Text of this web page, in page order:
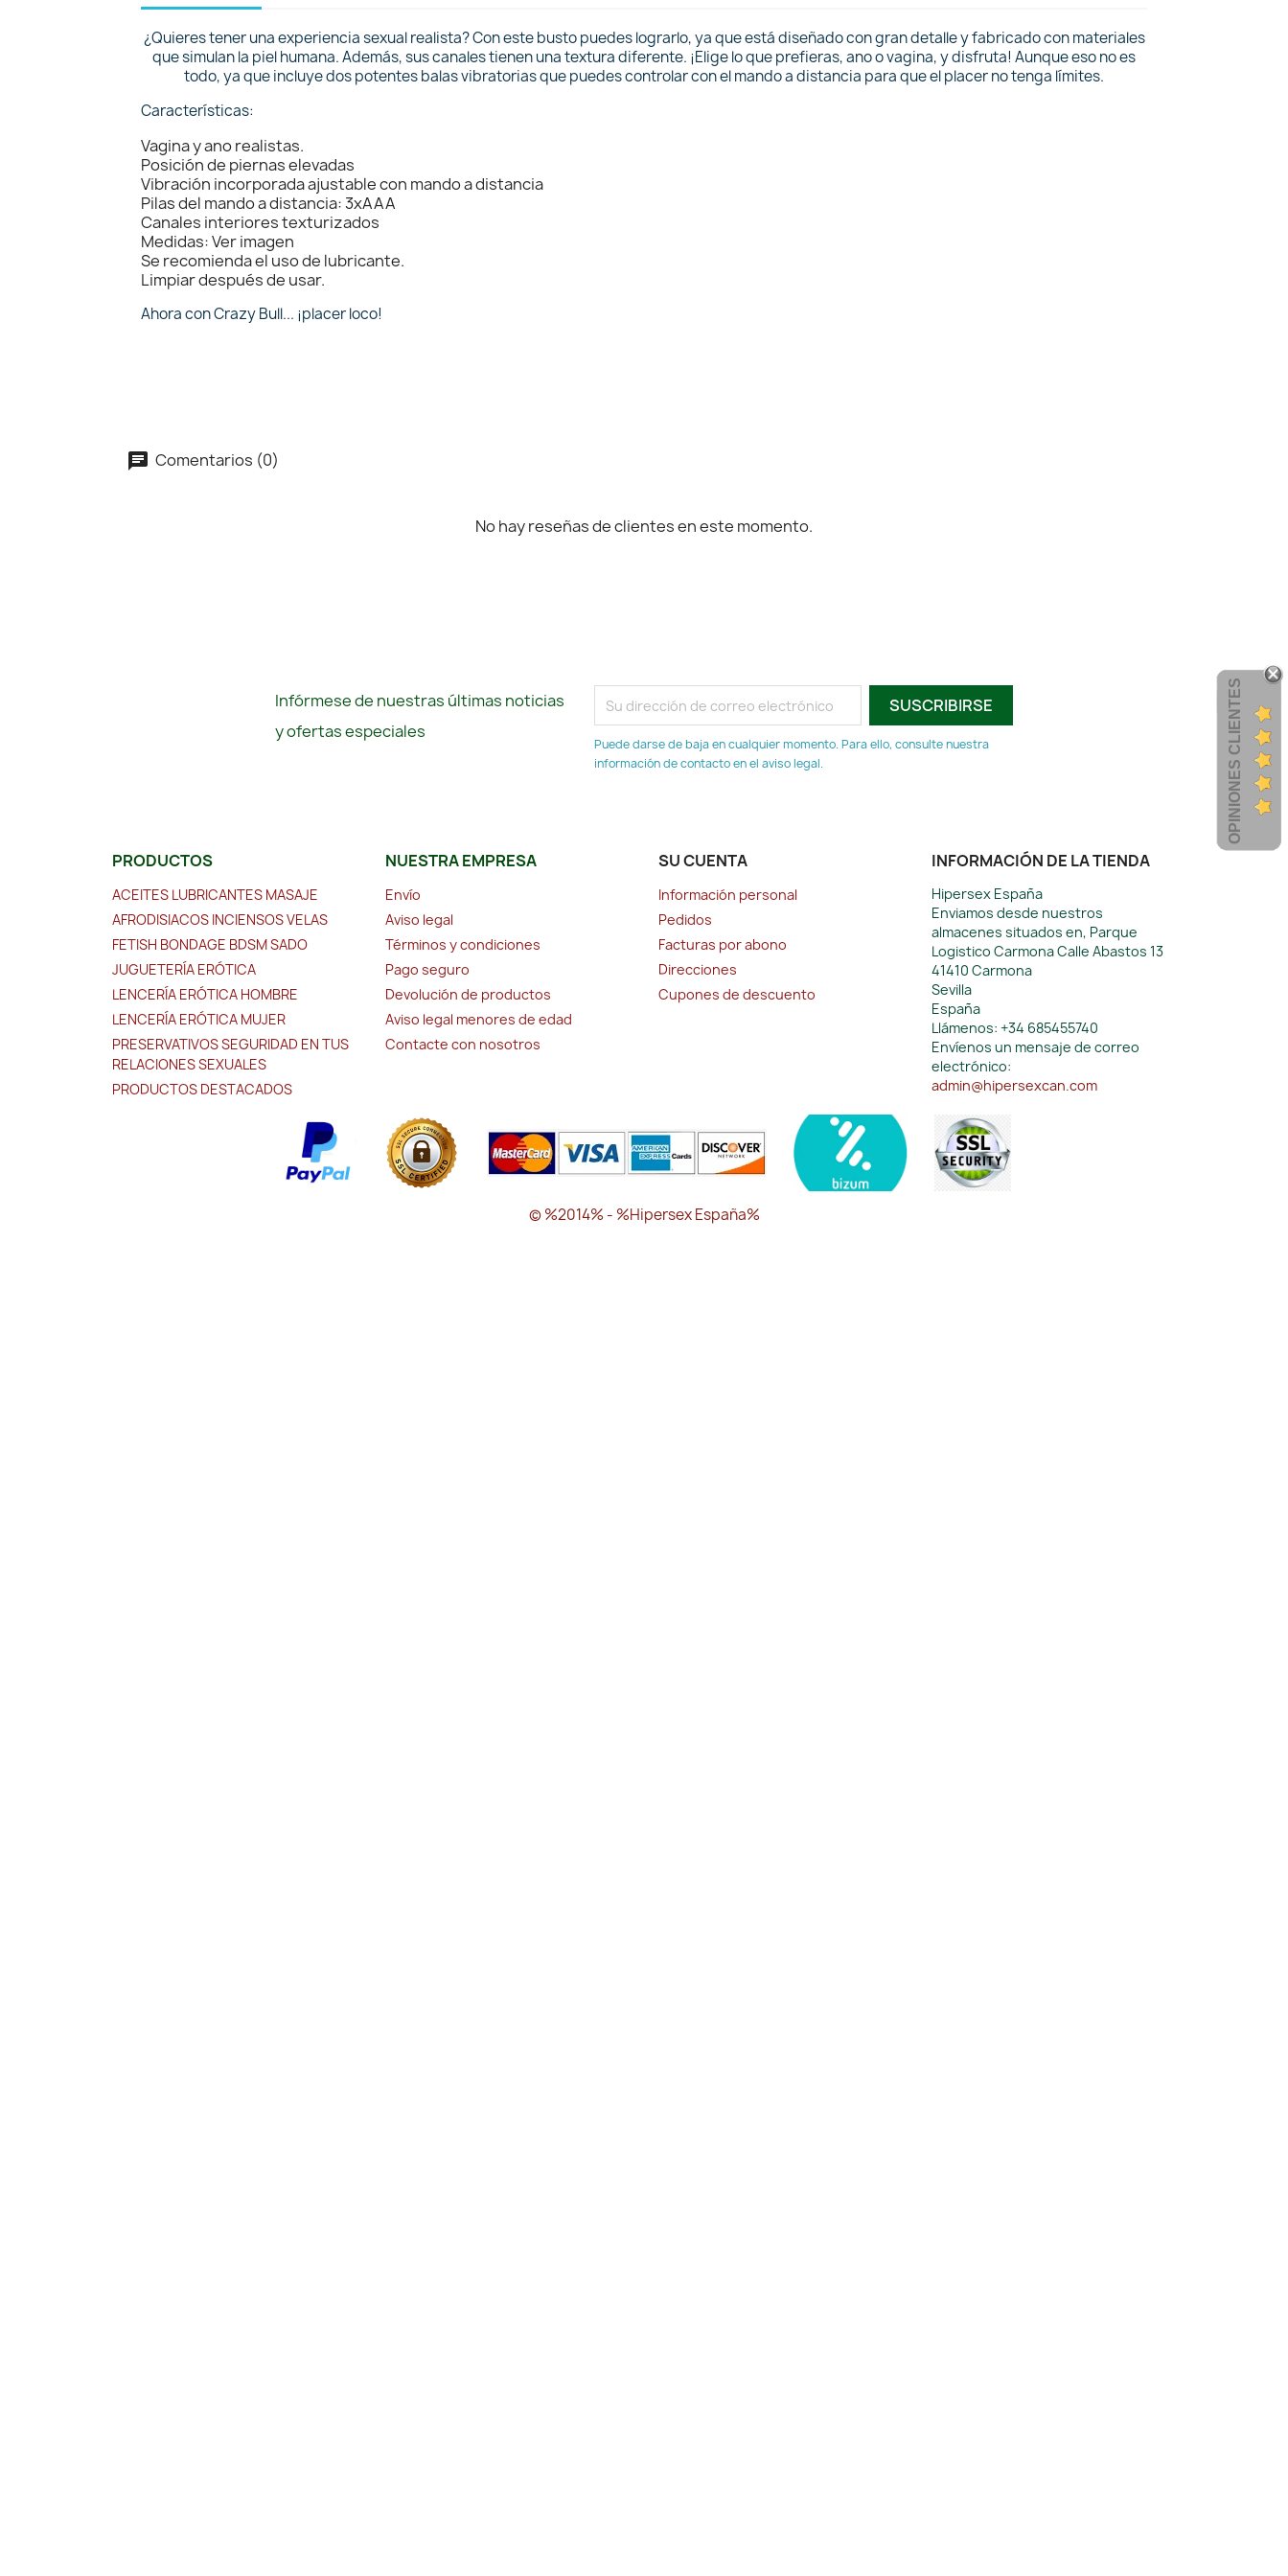
¿Quieres tener una experiencia sexual realista? Con este busto puedes lograrlo, ya que está diseñado con gran detalle y fabricado con materiales
que simulan la piel humana. Además, sus canales tienen una textura diferente. ¡Elige lo que prefieras, ano o vagina, y disfruta! Aunque eso no es
todo, ya que incluye dos potentes balas vibratorias que puedes controlar con el mando a distancia para que el placer no tenga límites.
Características:
Vagina y ano realistas.
Posición de piernas elevadas
Vibración incorporada ajustable con mando a distancia
Pilas del mando a distancia: 3xAAA
Canales interiores texturizados
Medidas: Ver imagen
Se recomienda el uso de lubricante.
Limpiar después de usar.
Ahora con Crazy Bull... ¡placer loco!
Comentarios (0)
No hay reseñas de clientes en este momento.
Infórmese de nuestras últimas noticias
y ofertas especiales
Puede darse de baja en cualquier momento. Para ello, consulte nuestra
información de contacto en el aviso legal.
PRODUCTOS
ACEITES LUBRICANTES MASAJE
AFRODISIACOS INCIENSOS VELAS
FETISH BONDAGE BDSM SADO
JUGUETERÍA ERÓTICA
LENCERÍA ERÓTICA HOMBRE
LENCERÍA ERÓTICA MUJER
PRESERVATIVOS SEGURIDAD EN TUS
RELACIONES SEXUALES
PRODUCTOS DESTACADOS
NUESTRA EMPRESA
Envío
Aviso legal
Términos y condiciones
Pago seguro
Devolución de productos
Aviso legal menores de edad
Contacte con nosotros
SU CUENTA
Información personal
Pedidos
Facturas por abono
Direcciones
Cupones de descuento
INFORMACIÓN DE LA TIENDA
Hipersex España
Enviamos desde nuestros
almacenes situados en, Parque
Logistico Carmona Calle Abastos 13
41410 Carmona
Sevilla
España
Llámenos: +34 685455740
Envíenos un mensaje de correo
electrónico:
admin@hipersexcan.com
OPINIONES CLIENTES
© %2014% - %Hipersex España%